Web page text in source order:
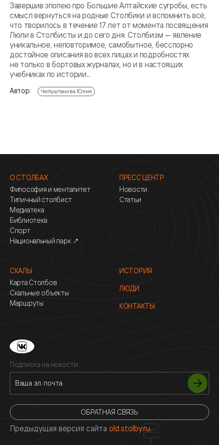
Завершив эпопею про Большие Алтайские сугробы, есть
смысл вернуться на родные Столбики и вспомнить всё,
что творилось в течение 17 лет от момента посвящения
Люли в Столбисты и до сего дня. Столбизм — явление
уникальное, неповторимое, самобытное, бесспорно
достойное описания во всех лицах и подробностях
не только в бортовых журналах, но и в настоящих
учебниках по истории...
Автор: Чепуштанова Юлия
О СТОЛБАХ
Философия и менталитет
Типичный столбист
Медиатека
Библиотека
Спорт
Национальный парк ↗
ПРЕСС ЦЕНТР
Новости
Статьи
СКАЛЫ
Карта Столбов
Скальные объекты
Маршруты
ИСТОРИЯ
ЛЮДИ
КОНТАКТЫ
Подписка на новости
ОБРАТНАЯ СВЯЗЬ
Предыдущая версия сайта old.stolby.ru